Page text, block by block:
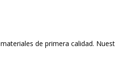
de primera calidad.